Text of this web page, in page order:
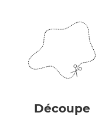
Découpe